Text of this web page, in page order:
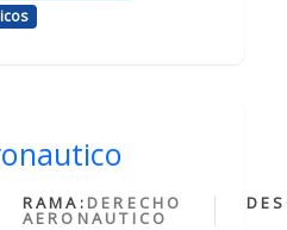
RAMA: DERECHO
AERONAUTICO